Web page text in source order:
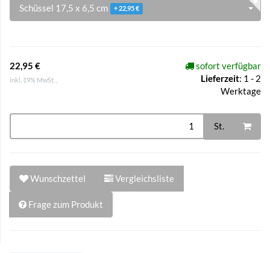
Schüssel 17,5 x 6,5 cm + 22,95 €
22,95 €
inkl. 19% MwSt. ,
sofort verfügbar
Lieferzeit: 1 - 2
Werktage
St.
Wunschzettel Vergleichsliste
Frage zum Produkt